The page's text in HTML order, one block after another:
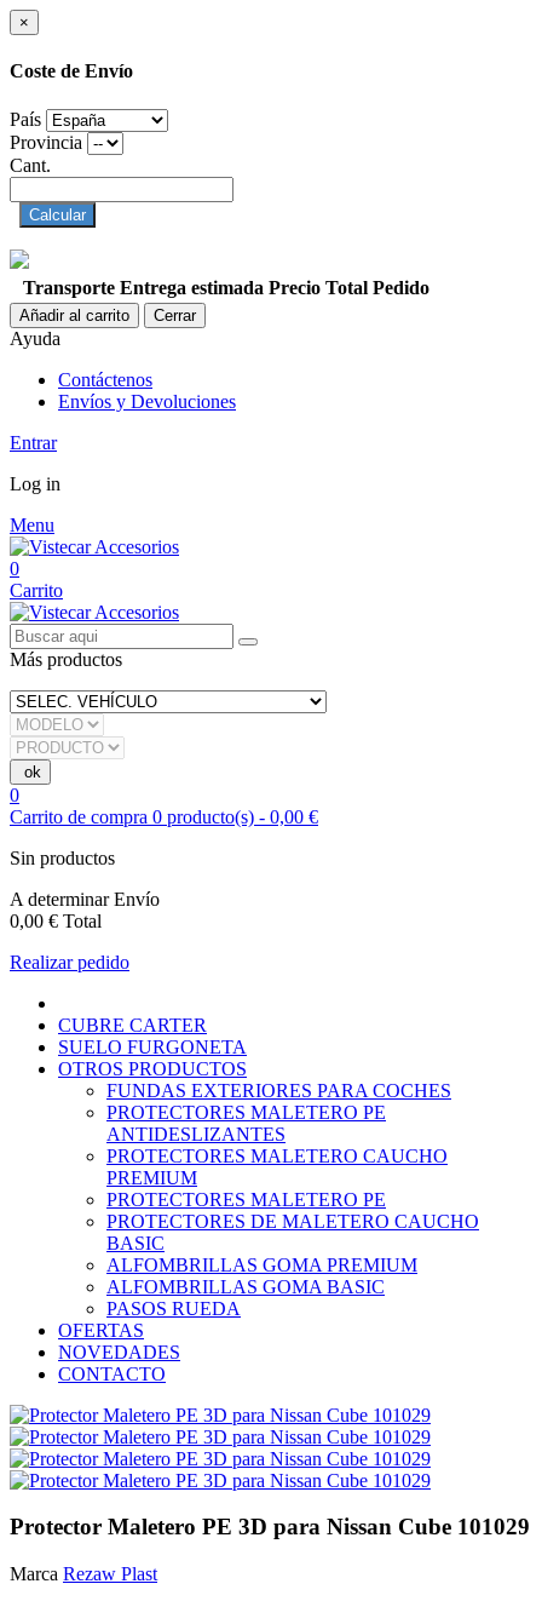
×
Coste de Envío
País
Provincia
Cant.
Calcular
Transporte Entrega estimada Precio Total Pedido
Añadir al carrito Cerrar
Ayuda
Contáctenos
Envíos y Devoluciones
Entrar
Log in
Menu
0
Carrito
Más productos
0
Carrito de compra 0 producto(s) - 0,00 €
Sin productos
A determinarEnvío
0,00 € Total
Realizar pedido
CUBRE CARTER
SUELO FURGONETA
OTROS PRODUCTOS
FUNDAS EXTERIORES PARA COCHES
PROTECTORES MALETERO PE
ANTIDESLIZANTES
PROTECTORES MALETERO CAUCHO
PREMIUM
PROTECTORES MALETERO PE
PROTECTORES DE MALETERO CAUCHO
BASIC
ALFOMBRILLAS GOMA PREMIUM
ALFOMBRILLAS GOMA BASIC
PASOS RUEDA
OFERTAS
NOVEDADES
CONTACTO
Protector Maletero PE 3D para Nissan Cube 101029
Marca Rezaw Plast